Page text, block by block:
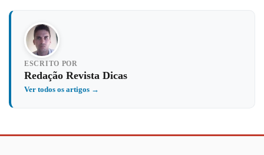
ESCRITO POR
Redação Revista Dicas
Ver todos os artigos →